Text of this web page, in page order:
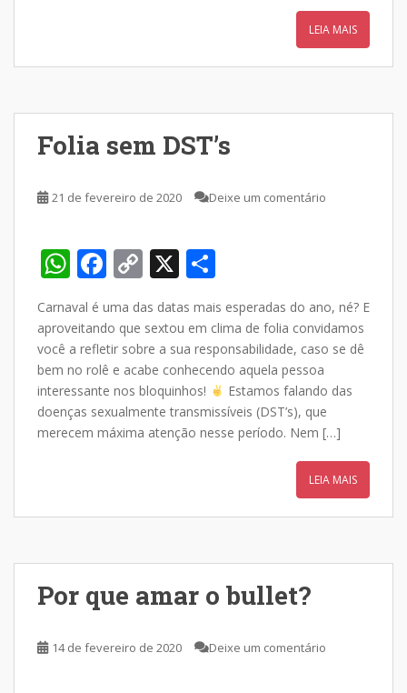
LEIA MAIS
Folia sem DST’s
21 de fevereiro de 2020 Deixe um comentário
W
h
at
s
A
p
p
F
e
b
o
o
k
C
p
y
Li
n
k
X
ar
e
Carnaval é uma das datas mais esperadas do ano, né? E
aproveitando que sextou em clima de folia convidamos
você a refletir sobre a sua responsabilidade, caso se dê
bem no rolê e acabe conhecendo aquela pessoa
interessante nos bloquinhos!
Estamos falando das
doenças sexualmente transmissíveis (DST’s), que
merecem máxima atenção nesse período. Nem […]
LEIA MAIS
Por que amar o bullet?
14 de fevereiro de 2020 Deixe um comentário